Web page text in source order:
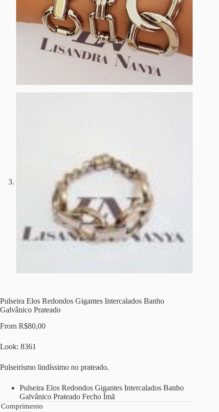
Pulseira Elos Redondos Gigantes Intercalados Banho
Galvânico Prateado
From R$80,00
Look: 8361
Pulseirismo lindíssimo no prateado.
Pulseira Elos Redondos Gigantes Intercalados Banho
Galvânico Prateado Fecho Ímã
Comprimento